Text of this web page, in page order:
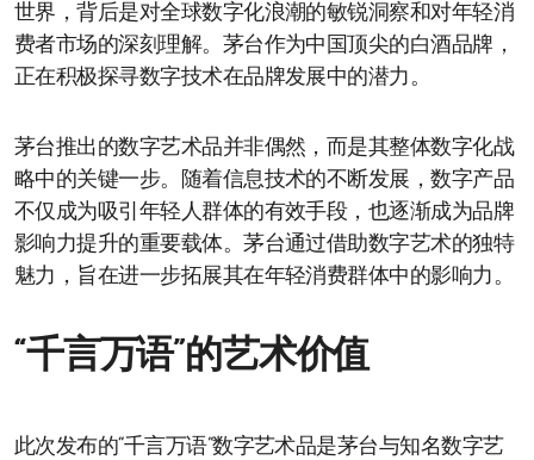
世界，背后是对全球数字化浪潮的敏锐洞察和对年轻消
费者市场的深刻理解。茅台作为中国顶尖的白酒品牌，
正在积极探寻数字技术在品牌发展中的潜力。
茅台推出的数字艺术品并非偶然，而是其整体数字化战
略中的关键一步。随着信息技术的不断发展，数字产品
不仅成为吸引年轻人群体的有效手段，也逐渐成为品牌
影响力提升的重要载体。茅台通过借助数字艺术的独特
魅力，旨在进一步拓展其在年轻消费群体中的影响力。
“千言万语”的艺术价值
此次发布的“千言万语”数字艺术品是茅台与知名数字艺